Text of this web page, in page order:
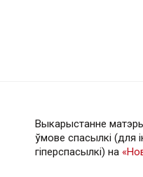
Выкарыстанне
ўмове спасылкі (для
гiперспасылкi) на